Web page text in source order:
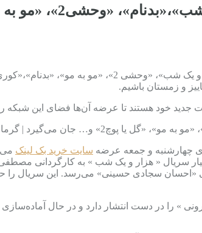
و زمستان باشیم.
خود هستند تا عرضه آن‌ها فضای این شبکه
چهارشنبه و جمعه عرضه سایت خرید بک لینک
«احسان سجادی حسینی» می‌رسد. این سریال را
» را در دست انتشار دارد و در حال